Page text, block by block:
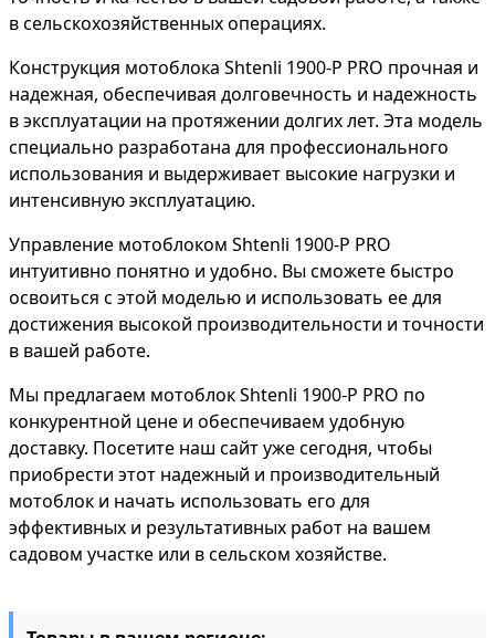
в сельскохозяйственных операциях.
Конструкция мотоблока Shtenli 1900-P PRO прочная и
надежная, обеспечивая долговечность и надежность
в эксплуатации на протяжении долгих лет. Эта модель
специально разработана для профессионального
использования и выдерживает высокие нагрузки и
интенсивную эксплуатацию.
Управление мотоблоком Shtenli 1900-P PRO
интуитивно понятно и удобно. Вы сможете быстро
освоиться с этой моделью и использовать ее для
достижения высокой производительности и точности
в вашей работе.
Мы предлагаем мотоблок Shtenli 1900-P PRO по
конкурентной цене и обеспечиваем удобную
доставку. Посетите наш сайт уже сегодня, чтобы
приобрести этот надежный и производительный
мотоблок и начать использовать его для
эффективных и результативных работ на вашем
садовом участке или в сельском хозяйстве.